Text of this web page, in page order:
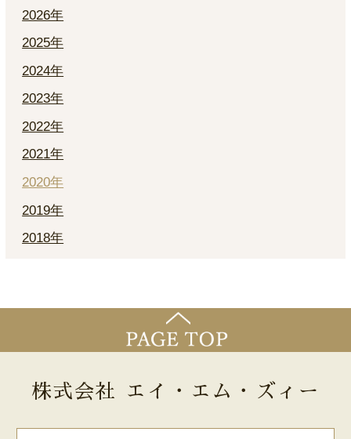
2026年
2025年
2024年
2023年
2022年
2021年
2020年
2019年
2018年
株式会社 エイ・エム・ズィー